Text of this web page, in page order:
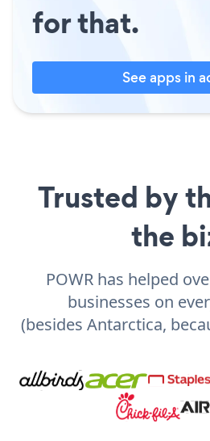
for that.
See apps in
Trusted by
the
POWR has helped
businesses on
(besides Antarctica,